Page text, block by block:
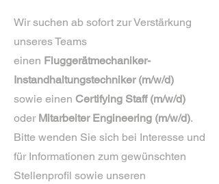
Wir suchen ab sofort zur Verstärkung
unseres Teams
einen Fluggerätmechaniker-
Instandhaltungstechniker (m/w/d)
sowie einen Certifying Staff (m/w/d)
oder Mitarbeiter Engineering (m/w/d).
Bitte wenden Sie sich bei Interesse und
für Informationen zum gewünschten
Stellenprofil sowie unseren